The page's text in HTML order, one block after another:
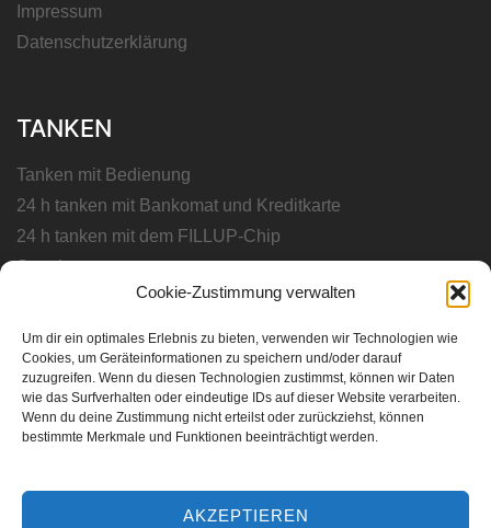
Cookie-Zustimmung verwalten
Um dir ein optimales Erlebnis zu bieten, verwenden wir Technologien wie
Cookies, um Geräteinformationen zu speichern und/oder darauf
zuzugreifen. Wenn du diesen Technologien zustimmst, können wir Daten
wie das Surfverhalten oder eindeutige IDs auf dieser Website verarbeiten.
Wenn du deine Zustimmung nicht erteilst oder zurückziehst, können
bestimmte Merkmale und Funktionen beeinträchtigt werden.
AKZEPTIEREN
Impressum
Datenschutzerklärung
TANKEN
Tanken mit Bedienung
24 h tanken mit Bankomat und Kreditkarte
24 h tanken mit dem FILLUP-Chip
Standorte
Unsere Qualitätskraftstoffe
TANKCHIP
24 h tanken mit dem FILLUP-Chip
Downloads